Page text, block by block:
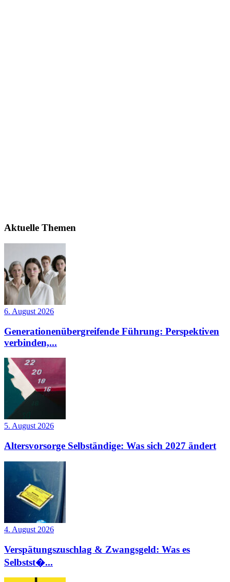
Aktuelle Themen
6. August 2026
Generationenübergreifende Führung: Perspektiven
verbinden,...
5. August 2026
Altersvorsorge Selbständige: Was sich 2027 ändert
4. August 2026
Verspätungszuschlag & Zwangsgeld: Was es
Selbstst�...